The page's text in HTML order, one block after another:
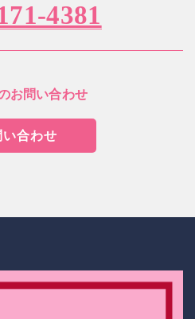
4381
お問い合わせ
い合わせ